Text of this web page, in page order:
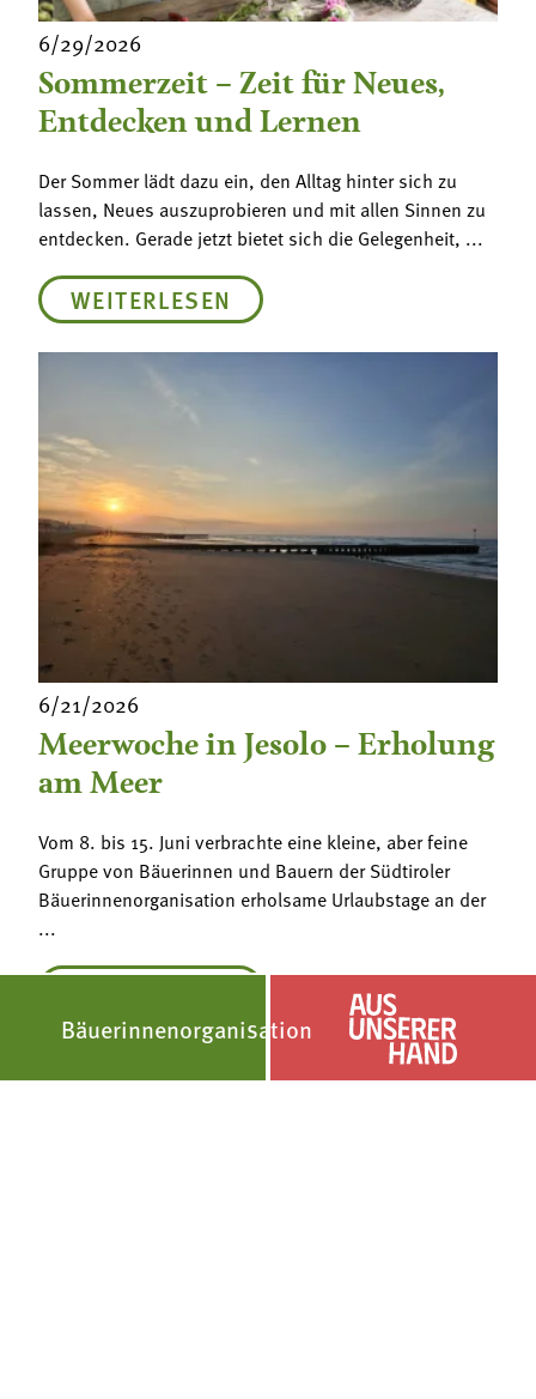
6/29/2026
Sommerzeit – Zeit für Neues,
Entdecken und Lernen
Der Sommer lädt dazu ein, den Alltag hinter sich zu
lassen, Neues auszuprobieren und mit allen Sinnen zu
entdecken. Gerade jetzt bietet sich die Gelegenheit, ...
WEITERLESEN
6/21/2026
Meerwoche in Jesolo – Erholung
am Meer
Vom 8. bis 15. Juni verbrachte eine kleine, aber feine
Gruppe von Bäuerinnen und Bauern der Südtiroler
Bäuerinnenorganisation erholsame Urlaubstage an der
...